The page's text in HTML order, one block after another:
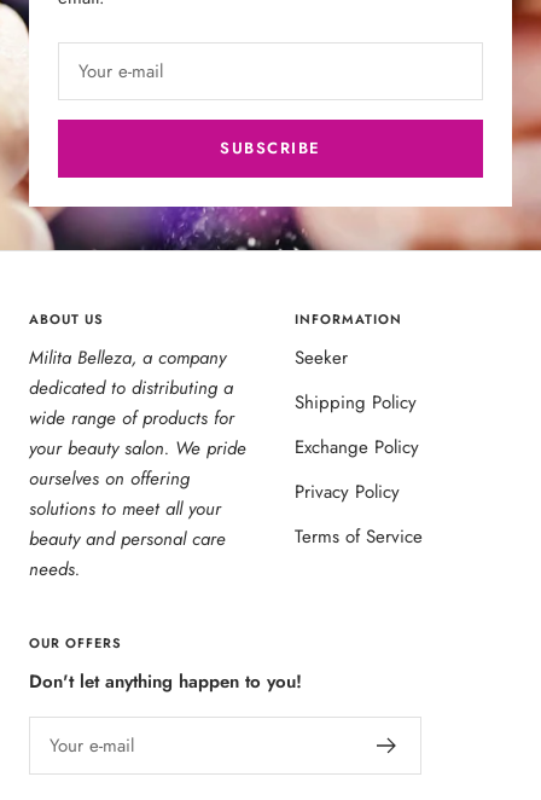
Your e-mail
SUBSCRIBE
ABOUT US
Milita Belleza, a company
dedicated to distributing a
wide range of products for
your beauty salon. We pride
ourselves on offering
solutions to meet all your
beauty and personal care
needs.
INFORMATION
Seeker
Shipping Policy
Exchange Policy
Privacy Policy
Terms of Service
OUR OFFERS
Don't let anything happen to you!
Your e-mail